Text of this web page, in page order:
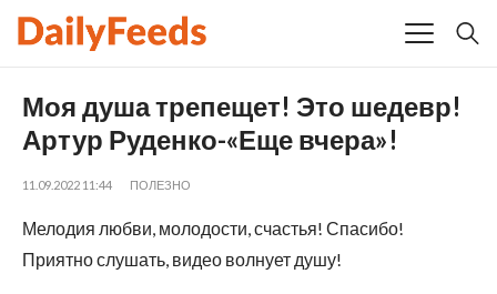
Моя душа трепещет! Это шедевр!
Артур Руденко-«Еще вчера»!
11.09.2022 11:44 ПОЛЕЗНО
Мелодия любви, молодости, счастья! Спасибо!
Приятно слушать, видео волнует душу!